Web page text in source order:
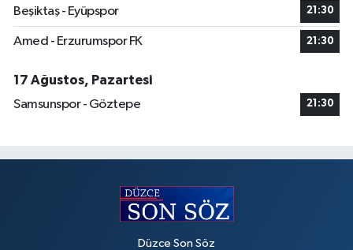
Beşiktaş - Eyüpspor 21:30
Amed - Erzurumspor FK 21:30
17 Ağustos, Pazartesi
Samsunspor - Göztepe
21:30
Düzce Son Söz